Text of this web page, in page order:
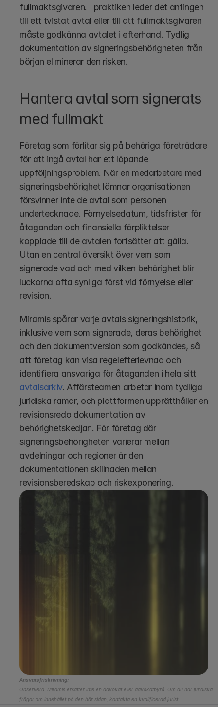
fullmaktsgivaren. I praktiken leder det antingen
till ett tvistat avtal eller till att fullmaktsgivaren
måste godkänna avtalet i efterhand. Tydlig
dokumentation av signeringsbehörigheten från
början eliminerar den risken.
Hantera avtal som signerats
med fullmakt
Företag som förlitar sig på behöriga företrädare
för att ingå avtal har ett löpande
uppföljningsproblem. När en medarbetare med
signeringsbehörighet lämnar organisationen
försvinner inte de avtal som personen
undertecknade. Förnyelsedatum, tidsfrister för
åtaganden och finansiella förpliktelser
kopplade till de avtalen fortsätter att gälla.
Utan en central översikt över vem som
signerade vad och med vilken behörighet blir
luckorna ofta synliga först vid förnyelse eller
revision.
Miramis spårar varje avtals signeringshistorik,
inklusive vem som signerade, deras behörighet
och den dokumentversion som godkändes, så
att företag kan visa regelefterlevnad och
avtalsarkiv. Affärsteamen arbetar inom tydliga
juridiska ramar, och plattformen upprätthåller en
revisionsredo dokumentation av
behörighetskedjan. För företag där
signeringsbehörigheten varierar mellan
avdelningar och regioner är den
dokumentationen skillnaden mellan
revisionsberedskap och riskexponering.
Boka en demo
Ansvarsfriskrivning:
Observera: Miramis ersätter inte en advokat eller advokatbyrå. Om du har juridiska
frågor om innehållet på den här sidan, kontakta en kvalificerad jurist.